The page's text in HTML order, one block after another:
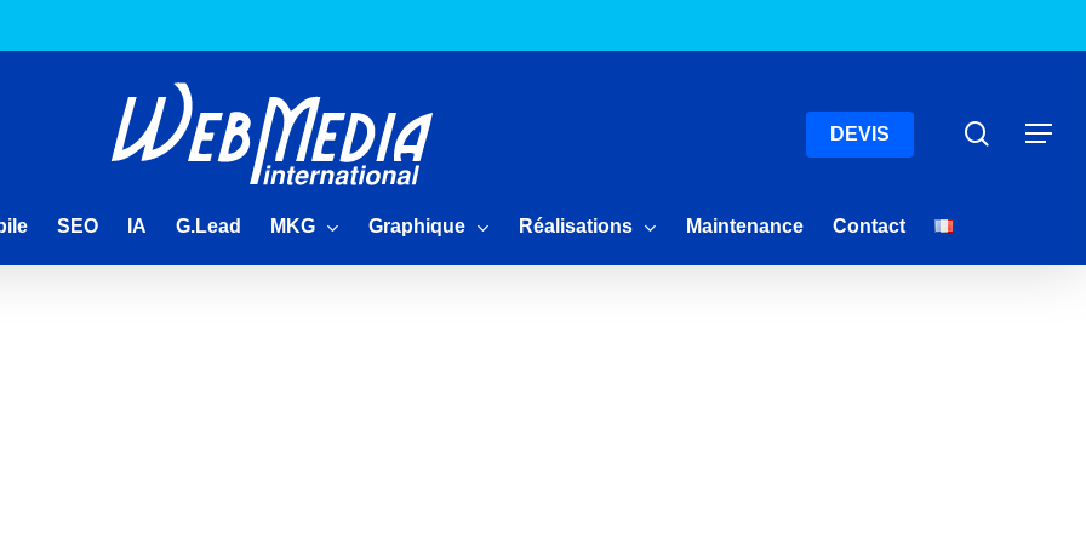
DEVIS Menu
SEO IA G.Lead MKG Graphique Réalisations Maintenance Contact